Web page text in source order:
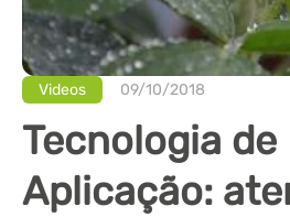
Videos 09/10/2018
Tecnologia de
Aplicação: